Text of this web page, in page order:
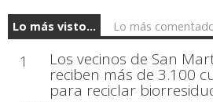
Lo más visto... Lo más
1 Los vecinos de San
reciben más de 3.100
para reciclar